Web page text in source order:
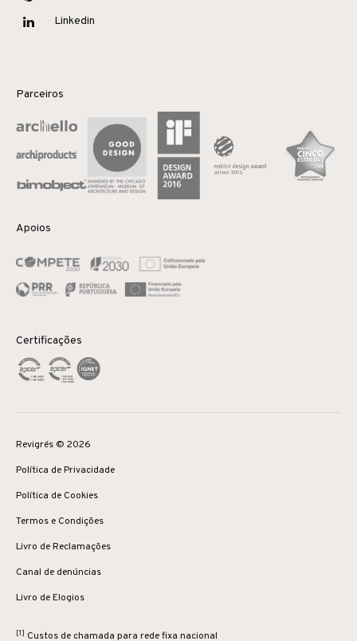
Linkedin
Parceiros
Apoios
Certificações
Revigrés © 2026
Política de Privacidade
Política de Cookies
Termos e Condições
Livro de Reclamações
Canal de denúncias
Livro de Elogios
[1] Custos de chamada para rede fixa nacional